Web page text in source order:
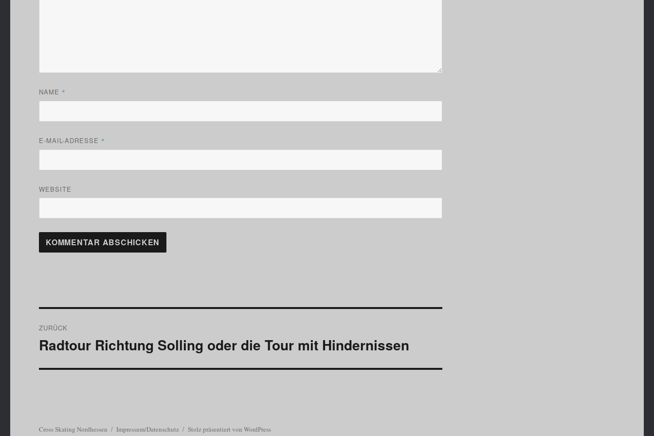
NAME *
E-MAIL-ADRESSE *
WEBSITE
ZURÜCK
Vorheriger
Radtour Richtung Solling oder die Tour mit Hindernissen
Cross Skating Nordhessen Impressum/Datenschutz Stolz präsentiert von WordPress